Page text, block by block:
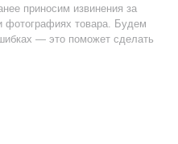
приносим извинения за
фотографиях товара. Будем
— это поможет сделать